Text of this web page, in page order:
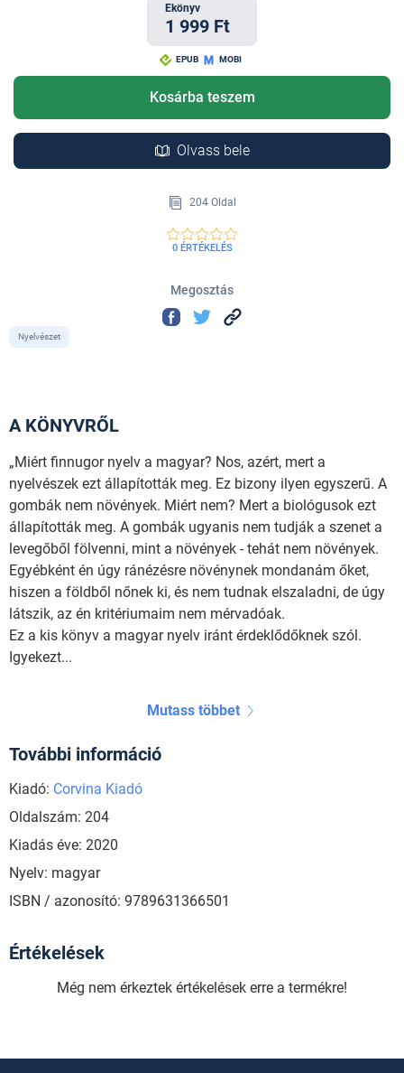
Ekönyv
1 999 Ft
EPUB MOBI
Kosárba teszem
Olvass bele
204 Oldal
0 ÉRTÉKELÉS
Megosztás
Nyelvészet
A KÖNYVRŐL
„Miért finnugor nyelv a magyar? Nos, azért, mert a
nyelvészek ezt állapították meg. Ez bizony ilyen egyszerű. A
gombák nem növények. Miért nem? Mert a biológusok ezt
állapították meg. A gombák ugyanis nem tudják a szenet a
levegőből fölvenni, mint a növények - tehát nem növények.
Egyébként én úgy ránézésre növénynek mondanám őket,
hiszen a földből nőnek ki, és nem tudnak elszaladni, de úgy
látszik, az én kritériumaim nem mérvadóak.
Ez a kis könyv a magyar nyelv iránt érdeklődőknek szól.
Igyekezt...
Mutass többet
További információ
Kiadó: Corvina Kiadó
Oldalszám: 204
Kiadás éve: 2020
Nyelv: magyar
ISBN / azonosító: 9789631366501
Értékelések
Még nem érkeztek értékelések erre a termékre!